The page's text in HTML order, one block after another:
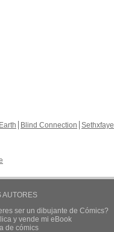
Blind Connection Sethxfaye
AUTORES
ser un dibujante de Cómics?
y vende mi eBook
de cómics